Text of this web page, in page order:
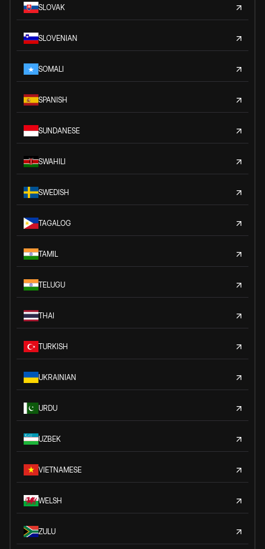
SLOVAK
SLOVENIAN
SOMALI
SPANISH
SUNDANESE
SWAHILI
SWEDISH
TAGALOG
TAMIL
TELUGU
THAI
TURKISH
UKRAINIAN
URDU
UZBEK
VIETNAMESE
WELSH
ZULU